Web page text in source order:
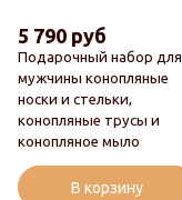
Новинка
Подарочный набор для
мужчины конопляные
носки и стельки,
конопляные трусы и
конопляное мыло
5 790 руб
В корзину